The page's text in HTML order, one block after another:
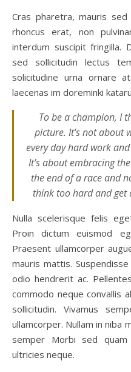
Cras pharetra, mauris sed
rhoncus erat, non
interdum suscipit fringilla.
sed sollicitudin lectus
solicitudine urna ornare
laecenas im doreminki
To be a champion, I
picture. It’s not about
every day hard work
It’s about embracing
the end of a race and
think too hard and get
Nulla scelerisque felis
Proin dictum euismod
Praesent ullamcorper
mauris mattis.
odio hendrerit ac.
commodo neque convallis
sollicitudin. Vivamus
ullamcorper. Nullam in niba
semper Morbi sed
ultricies neque.